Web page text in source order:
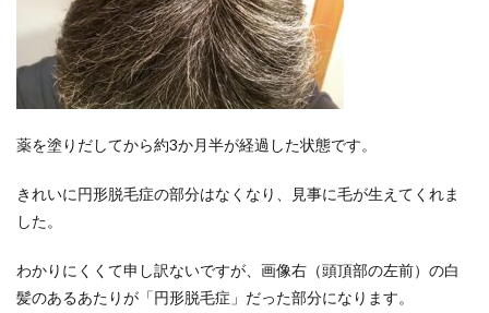
薬を塗りだしてから約3か月半が経過した状態です。
きれいに円形脱毛症の部分はなくなり、見事に毛が生えてくれま
した。
わかりにくくて申し訳ないですが、画像右（頭頂部の左前）の白
髪のあるあたりが「円形脱毛症」だった部分になります。